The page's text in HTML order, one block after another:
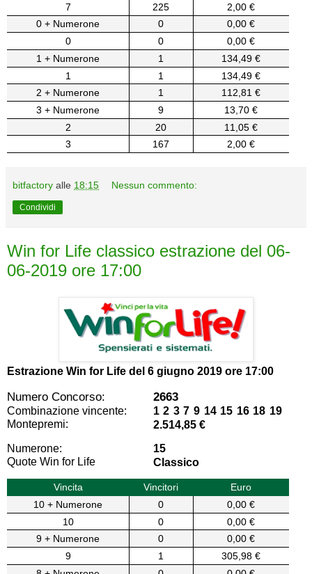
7
225
2,00 €
0 + Numerone
0
0,00 €
0
0
0,00 €
1 + Numerone
1
134,49 €
1
1
134,49 €
2 + Numerone
1
112,81 €
3 + Numerone
9
13,70 €
2
20
11,05 €
3
167 2,00 €
bitfactory alle 18:15 Nessun commento:
Condividi
Win for Life classico estrazione del 06-
06-2019 ore 17:00
Estrazione Win for Life del 6 giugno 2019 ore 17:00
Numero Concorso: 2663
Combinazione vincente:
1 2 3 7 9 14 15 16 18 19
Montepremi:
2.514,85 €
Numerone:
15
Quote Win for Life
Classico
Vincita Vincitori
Euro
10 + Numerone
0
0,00 €
10
0
0,00 €
9 + Numerone
0
0,00 €
9
1
305,98 €